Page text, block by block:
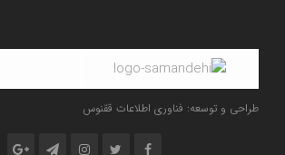
طراحی و توسعه: فناوری اطلاعات ققنوس